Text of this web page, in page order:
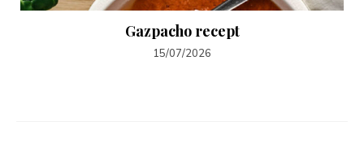
Gazpacho recept
15/07/2026